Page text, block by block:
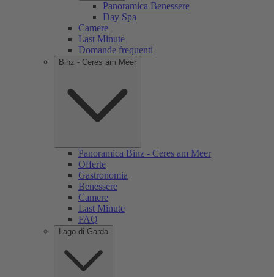
Panoramica Benessere
Day Spa
Camere
Last Minute
Domande frequenti
Binz - Ceres am Meer
Panoramica Binz - Ceres am Meer
Offerte
Gastronomia
Benessere
Camere
Last Minute
FAQ
Lago di Garda